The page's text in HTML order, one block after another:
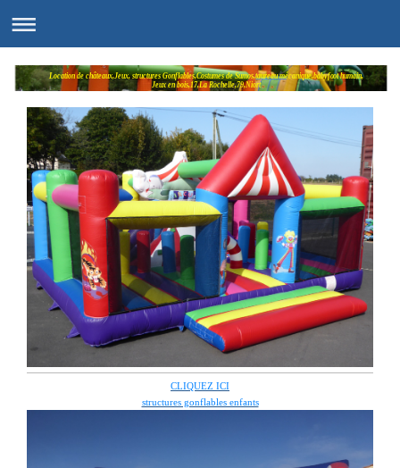
Location de châteaux,Jeux, structures Gonflables,Costumes de Sumos,taureau mécanique,babyfoot humain,
Jeux en bois,17,La Rochelle,79,Niort
CLIQUEZ ICI
structures gonflables enfants